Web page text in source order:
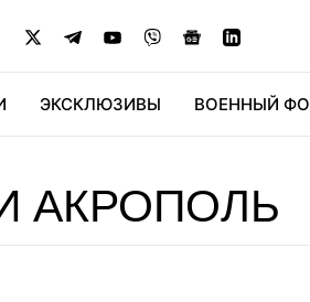
ЭКСКЛЮЗИВЫ ВОЕННЫЙ
АКРОПОЛЬ